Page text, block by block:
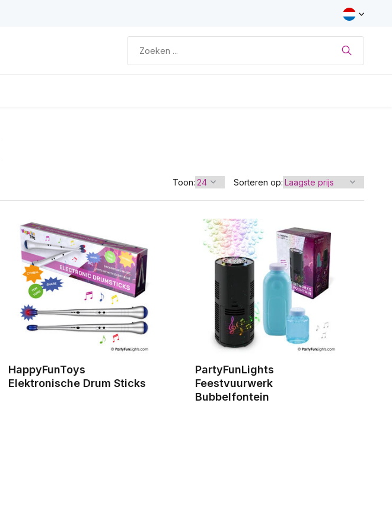
Toon: Sorteren op:
HappyFunToys
Elektronische Drum Sticks
PartyFunLights
Feestvuurwerk
Bubbelfontein